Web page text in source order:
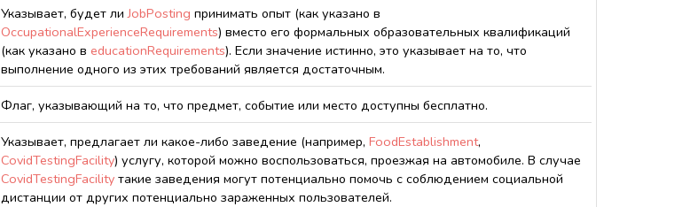
Указывает, будет лиJobPosting принимать опыт (как указано в
OccupationalExperienceRequirements) вместо его формальных образовательных квалификаций
(как указано в educationRequirements). Если значение истинно, это указывает на то, что
выполнение одного из этих требований является достаточным.
Флаг, указывающий на то, что предмет, событие или место доступны бесплатно.
Указывает, предлагает ли какое-либо заведение (например, FoodEstablishment,
CovidTestingFacility) услугу, которой можно воспользоваться, проезжая на автомобиле. В случае
CovidTestingFacility такие заведения могут потенциально помочь с соблюдением социальной
дистанции от других потенциально зараженных пользователей.